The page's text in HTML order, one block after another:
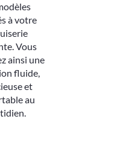
à votre
Vous
ainsi une
fluide,
et
au